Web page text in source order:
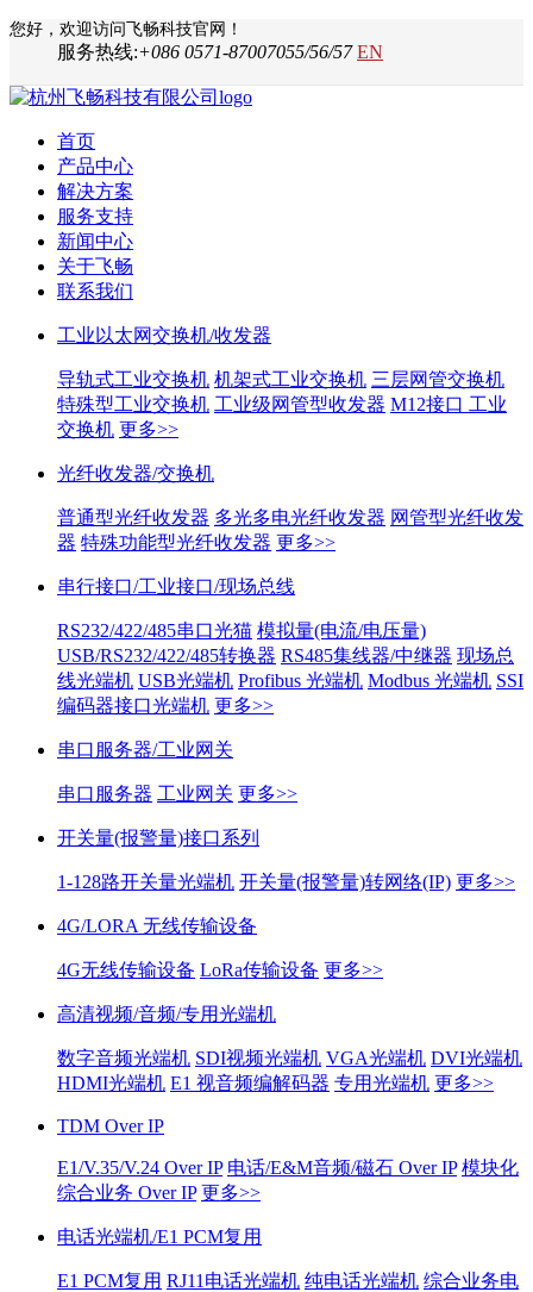
您好，欢迎访问飞畅科技官网！
服务热线:+086 0571-87007055/56/57 EN
首页
产品中心
解决方案
服务支持
新闻中心
关于飞畅
联系我们
工业以太网交换机/收发器
导轨式工业交换机 机架式工业交换机 三层网管交换机
特殊型工业交换机 工业级网管型收发器 M12接口 工业
交换机 更多>>
光纤收发器/交换机
普通型光纤收发器 多光多电光纤收发器 网管型光纤收发
器 特殊功能型光纤收发器 更多>>
串行接口/工业接口/现场总线
RS232/422/485串口光猫 模拟量(电流/电压量)
USB/RS232/422/485转换器 RS485集线器/中继器 现场总
线光端机 USB光端机 Profibus 光端机 Modbus 光端机 SSI
编码器接口光端机 更多>>
串口服务器/工业网关
串口服务器 工业网关 更多>>
开关量(报警量)接口系列
1-128路开关量光端机 开关量(报警量)转网络(IP) 更多>>
4G/LORA 无线传输设备
4G无线传输设备 LoRa传输设备 更多>>
高清视频/音频/专用光端机
数字音频光端机 SDI视频光端机 VGA光端机 DVI光端机
HDMI光端机 E1 视音频编解码器 专用光端机 更多>>
TDM Over IP
E1/V.35/V.24 Over IP 电话/E&M音频/磁石 Over IP 模块化
综合业务 Over IP 更多>>
电话光端机/E1 PCM复用
E1 PCM复用 RJ11电话光端机 纯电话光端机 综合业务电